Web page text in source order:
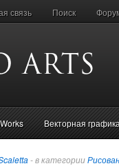
связь Поиск
Векторная
- в категории